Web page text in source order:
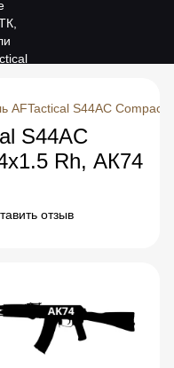
AFTactical S44AC
S44AC
Rh, АК74
отзыв